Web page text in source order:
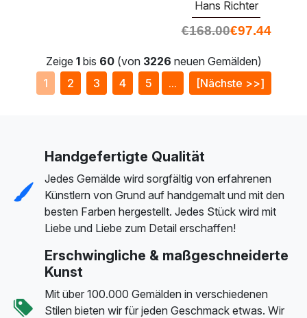
Hans Richter
€168.00€97.44
Zeige 1bis 60(von 3226 neuen Gemälden)
1
2 3 4 5 ... [Nächste >>]
Handgefertigte Qualität
Jedes Gemälde wird sorgfältig von erfahrenen
Künstlern von Grund auf handgemalt und mit den
besten Farben hergestellt. Jedes Stück wird mit
Liebe und Liebe zum Detail erschaffen!
Erschwingliche & maßgeschneiderte
Kunst
Mit über 100.000 Gemälden in verschiedenen
Stilen bieten wir für jeden Geschmack etwas. Wir